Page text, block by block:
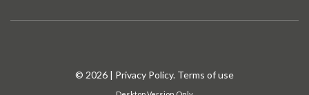
© 2026 | Privacy Policy. Terms of use